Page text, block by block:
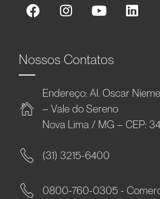
Nossos Contatos
Endereço: Al. Oscar
– Vale do Sereno
Nova Lima / MG – CEP:
(31) 3215-6400
0800-760-0305 -